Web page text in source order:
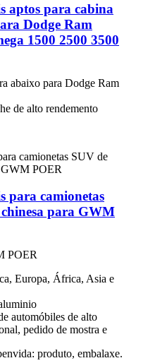
aptos para cabina
Dodge Ram
1500 2500 3500
abaixo para Dodge Ram
de alto rendemento
para camionetas
para GWM
POER
Europa, África, Asia e
automóbiles de alto
pedido de mostra e
produto, embalaxe.